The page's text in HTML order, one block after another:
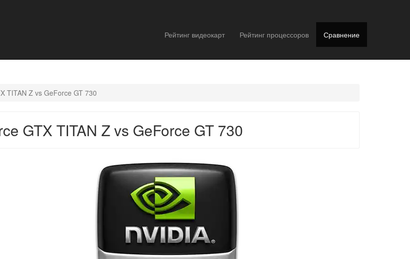
Рейтинг видеокарт Рейтинг процессоров Сравнение
TITAN Z vs GeForce GT 730
GTX TITAN Z vs GeForce GT 730